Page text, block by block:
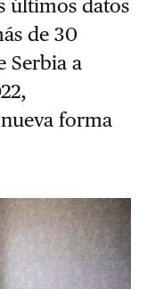
últimos datos
de 30
Serbia a
forma